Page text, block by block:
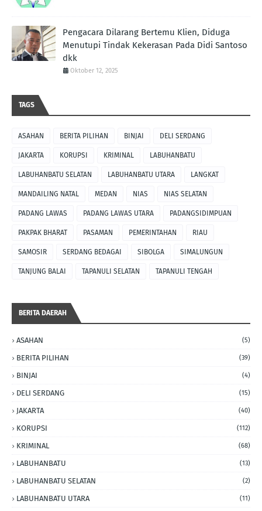
Pengacara Dilarang Bertemu Klien, Diduga
Menutupi Tindak Kekerasan Pada Didi Santoso
dkk
Oktober 12, 2025
TAGS
ASAHAN BERITA PILIHAN BINJAI DELI SERDANG
JAKARTA KORUPSI KRIMINAL LABUHANBATU
LABUHANBATU SELATAN LABUHANBATU UTARA LANGKAT
MANDAILING NATAL MEDAN NIAS NIAS SELATAN
PADANG LAWAS PADANG LAWAS UTARA PADANGSIDIMPUAN
PAKPAK BHARAT PASAMAN PEMERINTAHAN RIAU
SAMOSIR SERDANG BEDAGAI SIBOLGA SIMALUNGUN
TANJUNG BALAI TAPANULI SELATAN TAPANULI TENGAH
BERITA DAERAH
ASAHAN (5)
BERITA PILIHAN (39)
BINJAI (4)
DELI SERDANG (15)
JAKARTA (40)
KORUPSI (112)
KRIMINAL (68)
LABUHANBATU (13)
LABUHANBATU SELATAN (2)
LABUHANBATU UTARA (11)